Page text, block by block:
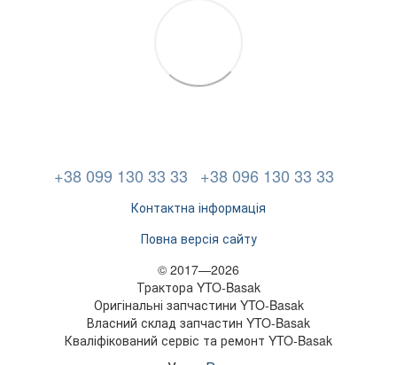
+38 099 130 33 33 +38 096 130 33 33
Контактна інформація
Повна версія сайту
© 2017—2026
Трактора YTO-Basak
Оригінальні запчастини YTO-Basak
Власний склад запчастин YTO-Basak
Кваліфікований сервіс та ремонт YTO-Basak